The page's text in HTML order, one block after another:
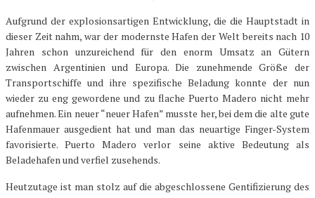
Aufgrund der explosionsartigen Entwicklung, die die Hauptstadt in
dieser Zeit nahm, war der modernste Hafen der Welt bereits nach 10
Jahren schon unzureichend für den enorm Umsatz an Gütern
zwischen Argentinien und Europa. Die zunehmende Größe der
Transportschiffe und ihre spezifische Beladung konnte der nun
wieder zu eng gewordene und zu flache Puerto Madero nicht mehr
aufnehmen. Ein neuer “neuer Hafen” musste her, bei dem die alte gute
Hafenmauer ausgedient hat und man das neuartige Finger-System
favorisierte. Puerto Madero verlor seine aktive Bedeutung als
Beladehafen und verfiel zusehends.
Heutzutage ist man stolz auf die abgeschlossene Gentifizierung des